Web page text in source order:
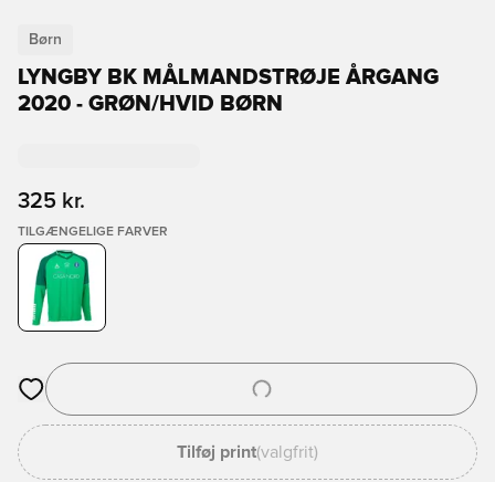
Børn
LYNGBY BK MÅLMANDSTRØJE ÅRGANG
2020 - GRØN/HVID BØRN
325 kr.
TILGÆNGELIGE FARVER
Åbner en Modal til at logge ind eller tilmelde dig som medlem
Tilføj print(valgfrit)